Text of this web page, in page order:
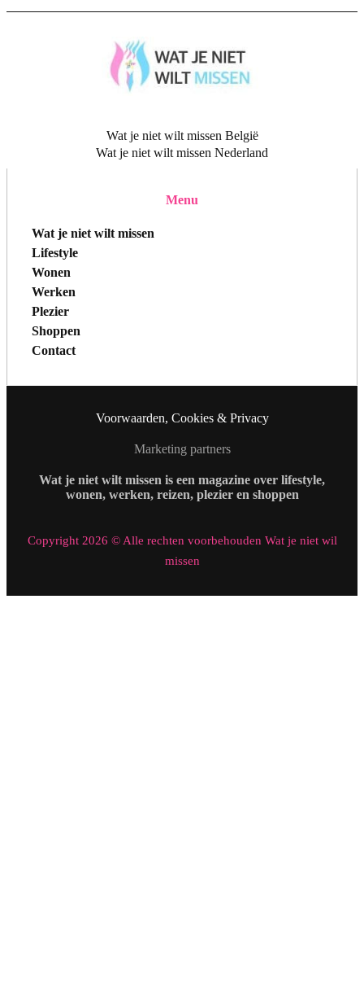
Wat je niet wilt missen België
Wat je niet wilt missen Nederland
Menu
Wat je niet wilt missen
Lifestyle
Wonen
Werken
Plezier
Shoppen
Contact
Voorwaarden, Cookies & Privacy
Marketing partners
Wat je niet wilt missen is een magazine over lifestyle,
wonen, werken, reizen, plezier en shoppen
Copyright 2026 © Alle rechten voorbehouden Wat je niet wil
missen